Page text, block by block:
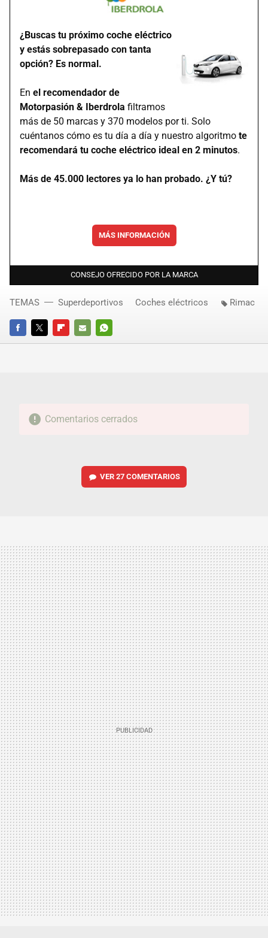
¿Buscas tu próximo coche eléctrico
y estás sobrepasado con tanta
opción? Es normal.
En el recomendador de
Motorpasión & Iberdrola filtramos
más de 50 marcas y 370 modelos por ti. Solo
cuéntanos cómo es tu día a día y nuestro algoritmo te
recomendará tu coche eléctrico ideal en 2 minutos.
Más de 45.000 lectores ya lo han probado. ¿Y tú?
MÁS INFORMACIÓN
CONSEJO OFRECIDO POR LA MARCA
FACEBOOKTWITTERFLIPBOARD
E-
WHATSAPP
TEMAS Superdeportivos Coches eléctricos Rimac
Comentarios cerrados
VER 27 COMENTARIOS